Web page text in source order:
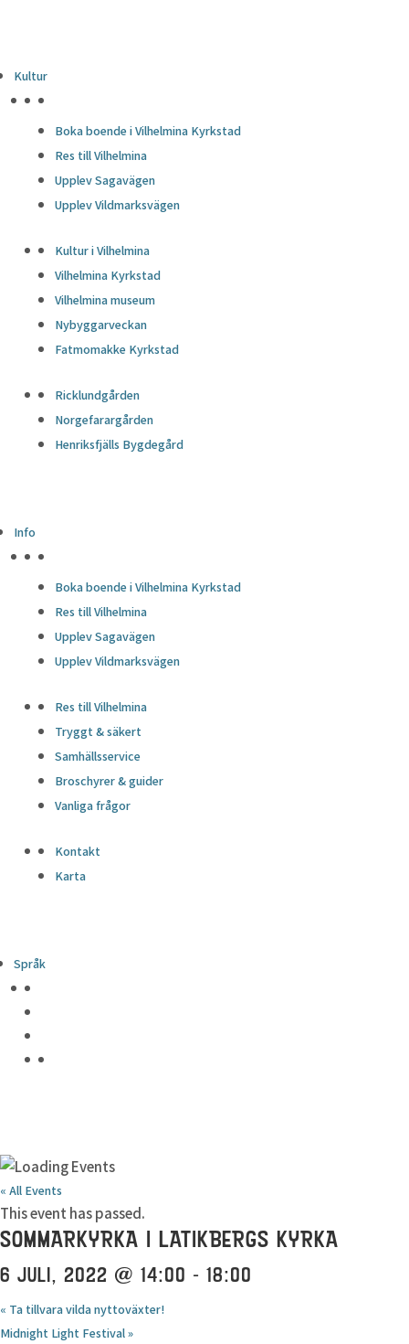
Kultur
Boka boende i Vilhelmina Kyrkstad
Res till Vilhelmina
Upplev Sagavägen
Upplev Vildmarksvägen
Kultur i Vilhelmina
Vilhelmina Kyrkstad
Vilhelmina museum
Nybyggarveckan
Fatmomakke Kyrkstad
Ricklundgården
Norgefarargården
Henriksfjälls Bygdegård
Info
Boka boende i Vilhelmina Kyrkstad
Res till Vilhelmina
Upplev Sagavägen
Upplev Vildmarksvägen
Res till Vilhelmina
Tryggt & säkert
Samhällsservice
Broschyrer & guider
Vanliga frågor
Kontakt
Karta
Språk
« All Events
This event has passed.
SOMMARKYRKA I LATIKBERGS KYRKA
6 JULI, 2022 @ 14:00 - 18:00
« Ta tillvara vilda nyttoväxter!
Midnight Light Festival»